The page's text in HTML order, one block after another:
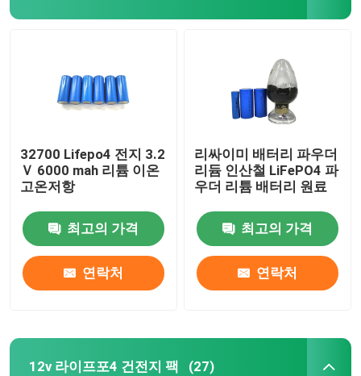
32700 Lifepo4 전지 3.2
Ｖ 6000 mah 리튬 이온
고온저항
최고의 가격
연락처
리싸이미 배터리 파우더
리듐 인산철 LiFePO4 파
우더 리튬 배터리 원료
최고의 가격
연락처
12v 라이프포4 건전지 팩 (27)